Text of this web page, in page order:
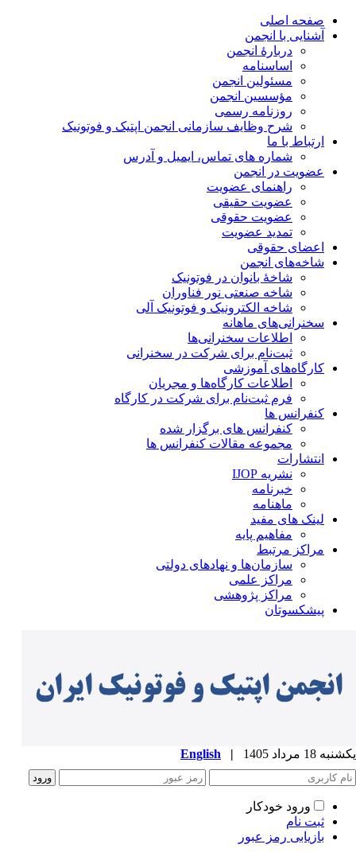
صفحه اصلی
آشنایی با انجمن
دربارۀ انجمن
اساسنامه
مسئولین انجمن
مؤسسین انجمن
روزنامه رسمی
شرح وظایف سازمانی انجمن اپتیک و فوتونیک
ارتباط با ما
شماره های تماس، ایمیل و آدرس
عضویت در انجمن
راهنمای عضویت
عضویت حقیقی
عضویت حقوقی
تمدید عضویت
اعضای حقوقی
شاخه‌های انجمن
شاخۀ بانوان در فوتونیک
شاخه صنعتی نور فناوران
شاخه‌ الکترونیک و فوتونیک آلی
سخنرانی‌های ماهانه
اطلاعات سخنرانی‌‌ها
ثبت‌نام برای شرکت در سخنرانی
کارگاه‌های آموزشی
اطلاعات کارگاه‌ها و مجریان
فرم ثبت‌نام برای شرکت در کارگاه
کنفرانس ها
کنفرانس های برگزار شده
مجموعه مقالات کنفرانس ها
انتشارات
نشریه IJOP
خبرنامه
ماهنامه
لینک های مفید
مفاهیم پایه
مراکز مرتبط
سازمان‌ها و نهادهای دولتی
مراکز علمی
مراکز پژوهشی
پیشکسوتان
18 مرداد 1405 |
English
ورود خودکار
ثبت نام
بازیابی رمز عبور